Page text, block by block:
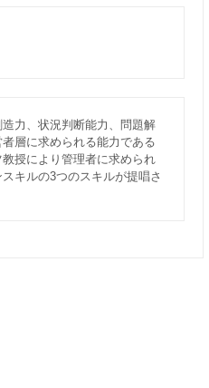
力、状況判断能力、問題解
層に求められる能力である
授により管理者に求められ
キルの3つのスキルが提唱さ